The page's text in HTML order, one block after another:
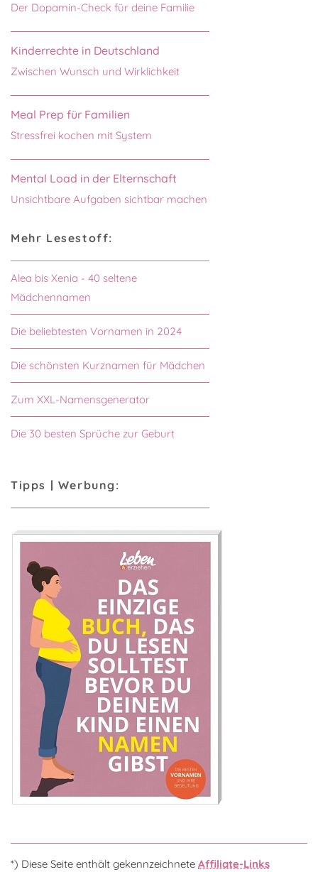
Der Dopamin-Check für deine Familie
Kinderrechte in Deutschland
Zwischen Wunsch und Wirklichkeit
Meal Prep für Familien
Stressfrei kochen mit System
Mental Load in der Elternschaft
Unsichtbare Aufgaben sichtbar machen
Mehr Lesestoff:
Alea bis Xenia - 40 seltene
Mädchennamen
Die beliebtesten Vornamen in 2024
Die schönsten Kurznamen für Mädchen
Zum XXL-Namensgenerator
Die 30 besten Sprüche zur Geburt
Tipps | Werbung:
*) Diese Seite enthält gekennzeichnete Affiliate-Links